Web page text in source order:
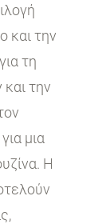
και την
τη
την
μια
Η